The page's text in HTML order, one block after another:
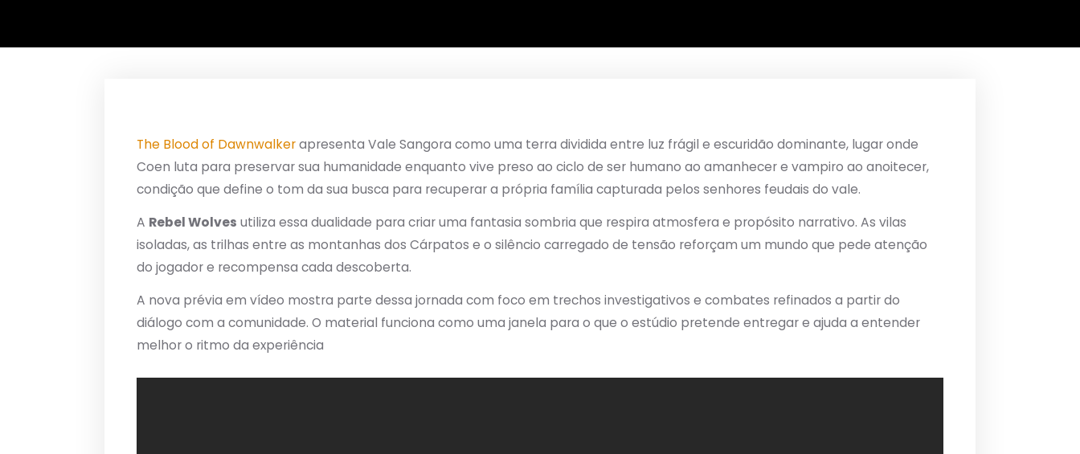
The Blood of Dawnwalkerapresenta Vale Sangora como uma terra dividida entre luz frágil e escuridão dominante, lugar onde
Coen luta para preservar sua humanidade enquanto vive preso ao ciclo de ser humano ao amanhecer e vampiro ao anoitecer,
condição que define o tom da sua busca para recuperar a própria família capturada pelos senhores feudais do vale.
A Rebel Wolves utiliza essa dualidade para criar uma fantasia sombria que respira atmosfera e propósito narrativo. As vilas
isoladas, as trilhas entre as montanhas dos Cárpatos e o silêncio carregado de tensão reforçam um mundo que pede atenção
do jogador e recompensa cada descoberta.
A nova prévia em vídeo mostra parte dessa jornada com foco em trechos investigativos e combates refinados a partir do
diálogo com a comunidade. O material funciona como uma janela para o que o estúdio pretende entregar e ajuda a entender
melhor o ritmo da experiência